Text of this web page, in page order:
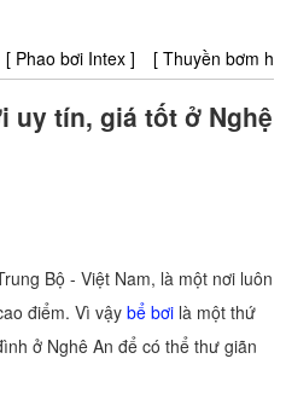
[ Phao bơi Intex ] [ Thuyền bơm
uy tín, giá tốt ở Nghệ
Bộ - Việt Nam, là một nơi luôn
điểm. Vì vậy bể bơi là một thứ
ở Nghê An để có thể thư giãn